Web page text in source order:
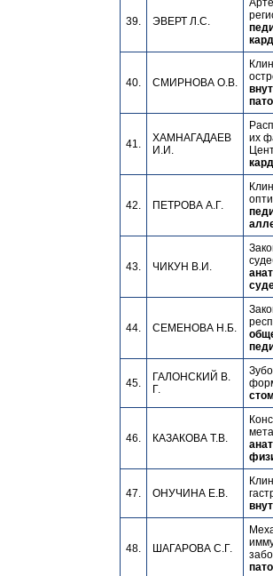
39. ЭВЕРТ Л.С.
40. СМИРНОВА О.В.
41.
ХАМНАГАДАЕВ
И.И.
их
42. ПЕТРОВА А.Г.
43. ЧИКУН В.И.
44. СЕМЕНОВА Н.Б.
45.
ГАЛОНСКИЙ В.
Г.
46. КАЗАКОВА Т.В.
47. ОНУЧИНА Е.В.
48. ШАГАРОВА С.Г.